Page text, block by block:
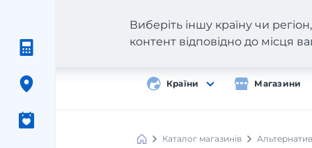
Країни Магазини
Виберіть іншу країну чи
контент відповідно до місця
Каталог магазинів